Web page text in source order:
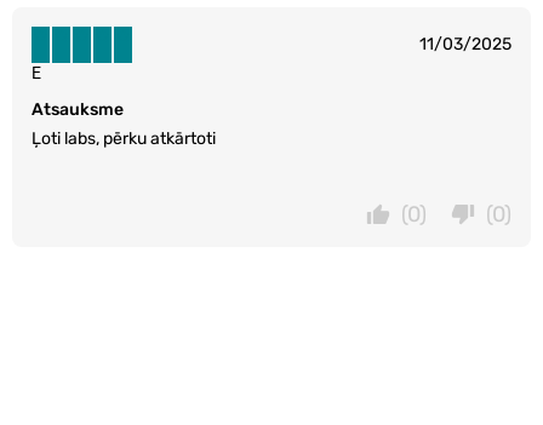
11/03/2025
Atsauksme
Ļoti labs, pērku atkārtoti
E
(0)
(0)